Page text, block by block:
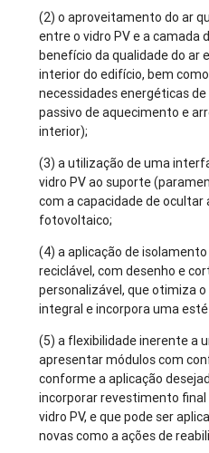
(2) o aproveitamento do ar
entre o vidro PV e a camada
benefício da qualidade do
interior do edifício, bem
necessidades energéticas
passivo de aquecimento e
interior);
(3) a utilização de uma
vidro PV ao suporte
com a capacidade de
fotovoltaico;
(4) a aplicação de
reciclável, com desenho e
personalizável, que otimiza
integral e incorpora uma
(5) a flexibilidade inerente a
apresentar módulos com
conforme a aplicação
incorporar revestimento final
vidro PV, e que pode ser
novas como a ações de